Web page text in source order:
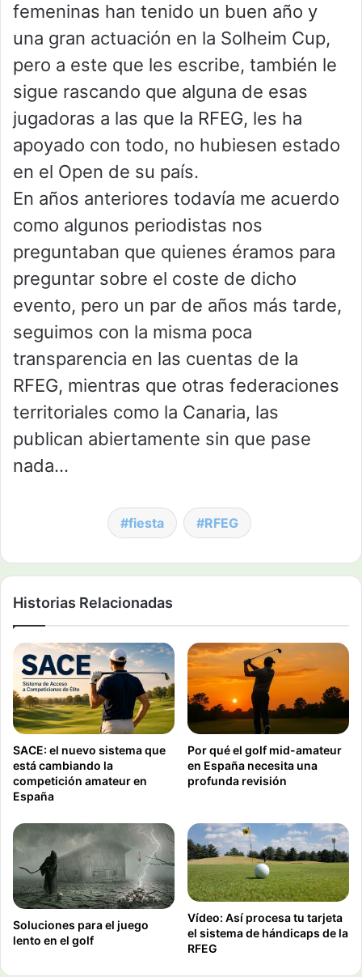
femeninas han tenido un buen año y
una gran actuación en la Solheim Cup,
pero a este que les escribe, también le
sigue rascando que alguna de esas
jugadoras a las que la RFEG, les ha
apoyado con todo, no hubiesen estado
en el Open de su país.
En años anteriores todavía me acuerdo
como algunos periodistas nos
preguntaban que quienes éramos para
preguntar sobre el coste de dicho
evento, pero un par de años más tarde,
seguimos con la misma poca
transparencia en las cuentas de la
RFEG, mientras que otras federaciones
territoriales como la Canaria, las
publican abiertamente sin que pase
nada…
fiesta RFEG
Historias Relacionadas
SACE: el nuevo sistema que
está cambiando la
competición amateur en
España
Por qué el golf mid-amateur
en España necesita una
profunda revisión
Soluciones para el juego
lento en el golf
Vídeo: Así procesa tu tarjeta
el sistema de hándicaps de la
RFEG